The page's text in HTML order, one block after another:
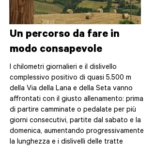
Un percorso da fare in
modo consapevole
I chilometri giornalieri e il dislivello
complessivo positivo di quasi 5.500 m
della Via della Lana e della Seta vanno
affrontati con il giusto allenamento: prima
di partire camminate o pedalate per più
giorni consecutivi, partite dal sabato e la
domenica, aumentando progressivamente
la lunghezza e i dislivelli delle tratte